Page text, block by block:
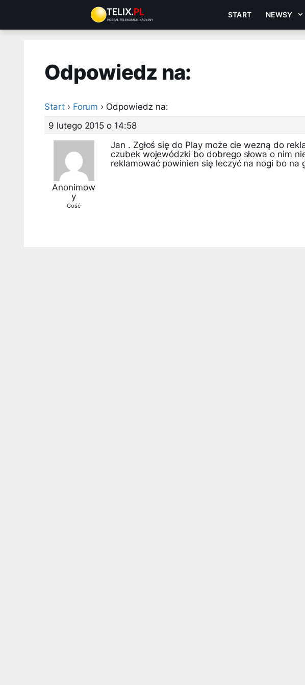
treści
START NEWSY
Odpowiedz na:
Start › Forum › Odpowiedz na:
9 lutego 2015 o 14:58
Anonimow
y
Gość
Jan . Zgłoś się do Play może cie wezną do
czubek wojewódzki bo dobrego słowa o nim
reklamować powinien się leczyć na nogi bo na